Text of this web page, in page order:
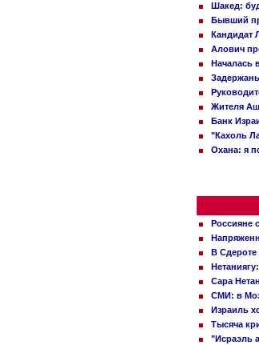
Шакед:
Бывший
Кандидат
Алович
Началась
Жителя
Банк
"Кахоль
Охана: я
Россияне
В
Сара
СМИ: в
Израиль
Тысяча
"Исраэль